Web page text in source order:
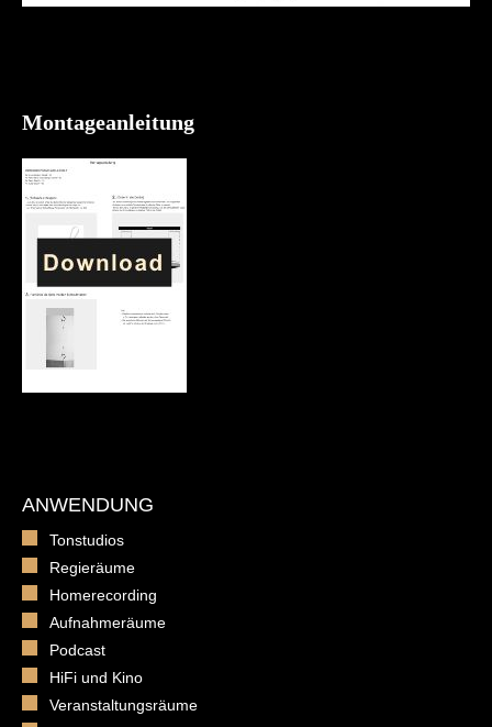
Montageanleitung
ANWENDUNG
Tonstudios
Regieräume
Homerecording
Aufnahmeräume
Podcast
HiFi und Kino
Veranstaltungsräume